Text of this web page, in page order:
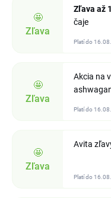
🤩
Zľava
Zľava až
čaje
Platí do
🤩
Zľava
Akcia na
Platí do
🤩
Zľava
Avita
Platí do